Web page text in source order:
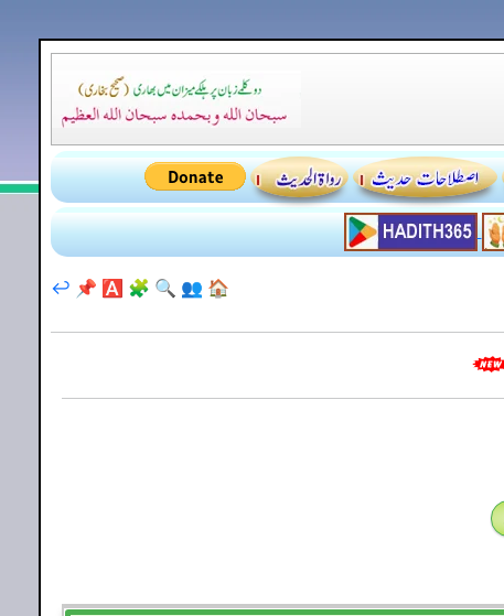
🏠
👥
🔍
🧩
🅰️
📌
↩️